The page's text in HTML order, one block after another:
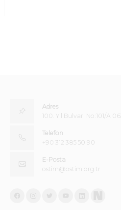
Adres
100. Yıl Bulvarı No:101/A
Telefon
+90 312 385 50 90
E-Posta
ostim@ostim.org.tr